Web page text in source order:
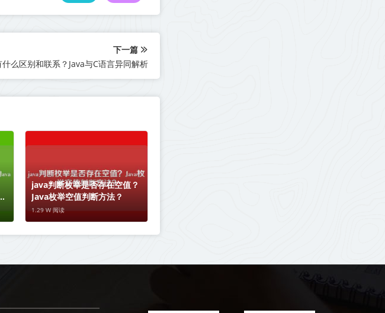
下一篇
么区别和联系？Java与C语言异同解析
java判断枚举是否存在空值？
Java枚举空值判断方法？
1.29 W 阅读